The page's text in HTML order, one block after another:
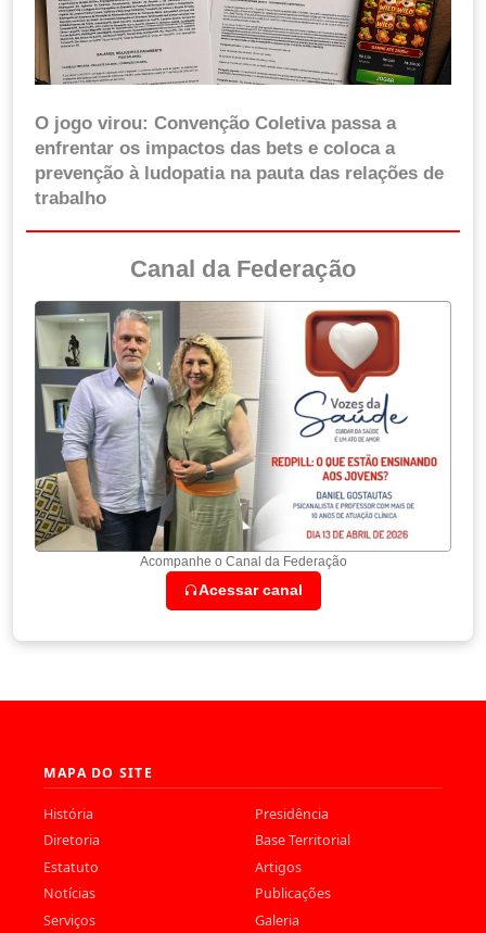
O jogo virou: Convenção Coletiva passa a
enfrentar os impactos das bets e coloca a
prevenção à ludopatia na pauta das relações de
trabalho
Canal da Federação
Acompanhe o Canal da Federação
Acessar canal
MAPA DO SITE
História
Presidência
Diretoria
Base Territorial
Estatuto
Artigos
Notícias
Publicações
Serviços
Galeria